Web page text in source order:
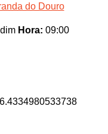
do Douro
Hora: 09:00